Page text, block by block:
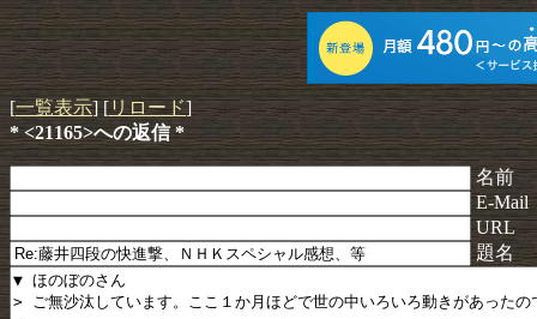
[一覧表示] [リロード]
* <21165>への返信 *
名前
E-Mail
URL
題名